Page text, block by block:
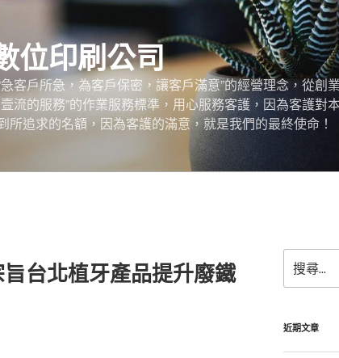
位印刷公司
客戶所急，為客戶保密，讓客戶滿意”的經營理念，從創
流的服務”的作業服務標準，用心服務客護，因為客護對
追求的名額，因為客護的滿意，就是我們的最終使命！
台北植牙產品提升廢鐵
尋
關
字:
近期文章